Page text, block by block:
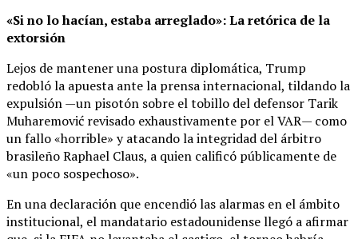
«Si no lo hacían, estaba arreglado»: La retórica de la
extorsión
Lejos de mantener una postura diplomática, Trump
redobló la apuesta ante la prensa internacional, tildando la
expulsión —un pisotón sobre el tobillo del defensor Tarik
Muharemović revisado exhaustivamente por el VAR— como
un fallo «horrible» y atacando la integridad del árbitro
brasileño Raphael Claus, a quien calificó públicamente de
«un poco sospechoso».
En una declaración que encendió las alarmas en el ámbito
institucional, el mandatario estadounidense llegó a afirmar